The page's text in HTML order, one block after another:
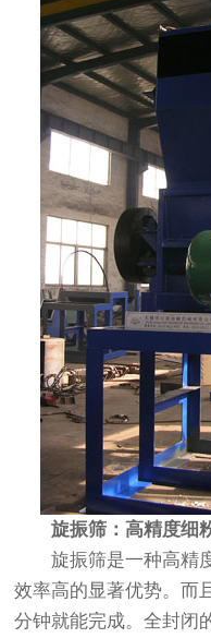
旋振筛：高精度细
旋振筛是一种高精度
效率高的显著优势。而
分钟就能完成。全封闭